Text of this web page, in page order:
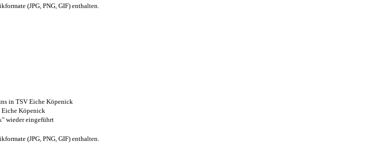
(JPG, PNG, GIF) enthalten.
in TSV Eiche Köpenick
Eiche Köpenick
wieder eingeführt
(JPG, PNG, GIF) enthalten.